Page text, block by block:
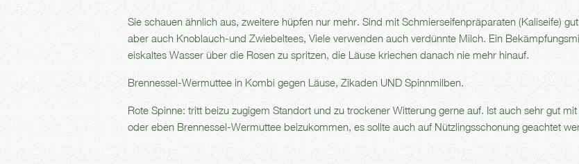
Sie schauen ähnlich aus, zweitere hüpfen nur mehr. Sind mit Schmierseifenpräparaten (Kaliseife)
aber auch Knoblauch-und Zwiebeltees, Viele verwenden auch verdünnte Milch. Ein
eiskaltes Wasser über die Rosen zu spritzen, die Läuse kriechen danach nie mehr hinauf.
Brennessel-Wermuttee in Kombi gegen Läuse, Zikaden UND Spinnmilben.
Rote Spinne: tritt beizu zugigem Standort und zu trockener Witterung gerne auf. Ist auch sehr gut
oder eben Brennessel-Wermuttee beizukommen, es sollte auch auf Nützlingsschonung geachtet